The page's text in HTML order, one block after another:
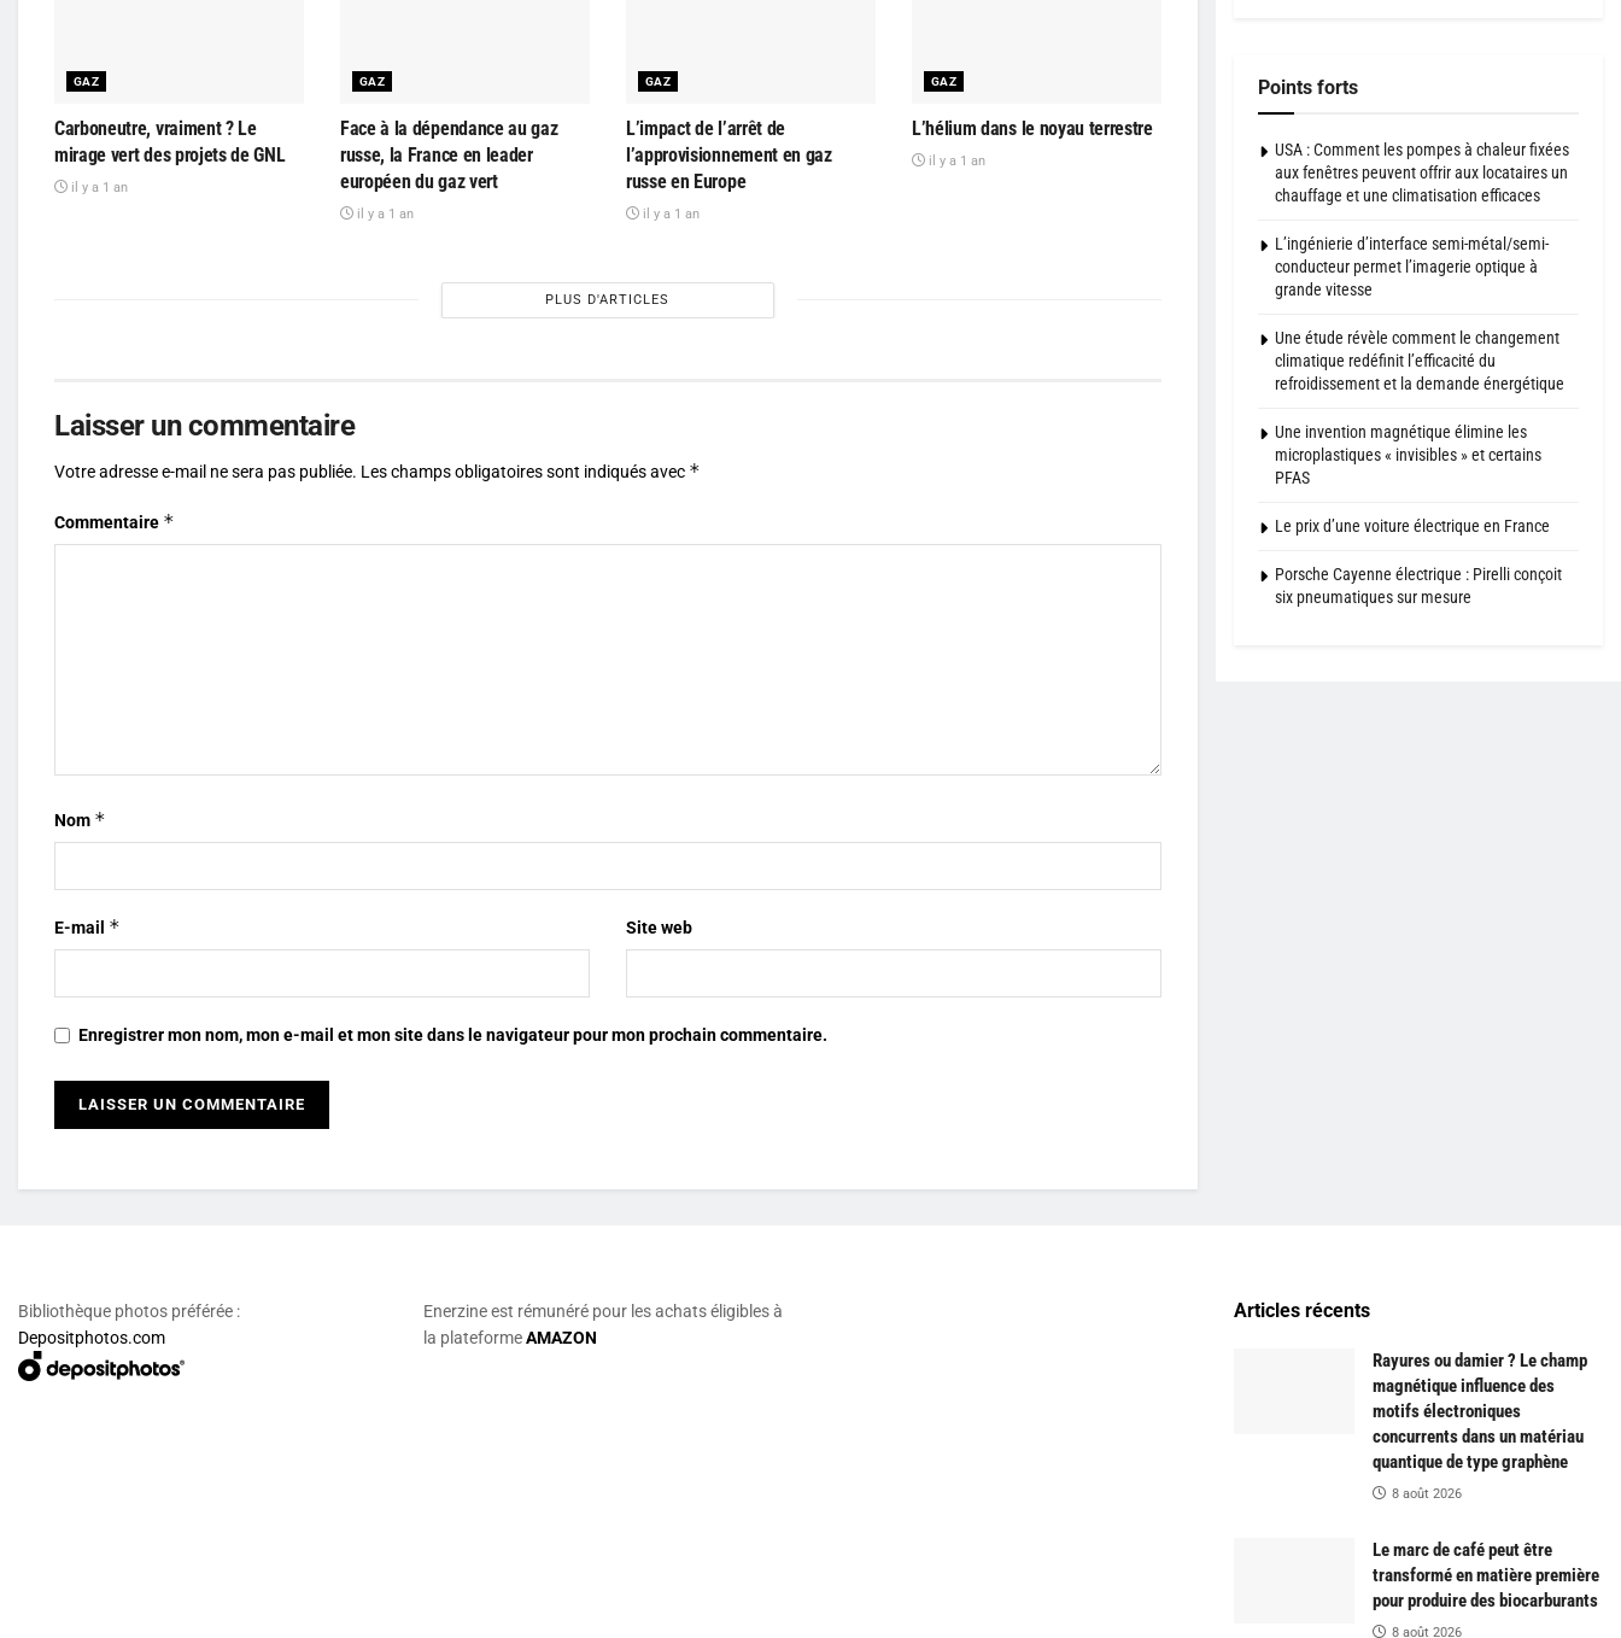
GAZ
Carboneutre, vraiment ? Le
mirage vert des projets de GNL
il y a 1 an
GAZ
Face à la dépendance au gaz
russe, la France en leader
européen du gaz vert
il y a 1 an
GAZ
L’impact de l’arrêt de
l’approvisionnement en gaz
russe en Europe
il y a 1 an
GAZ
L’hélium dans le noyau terrestre
il y a 1 an
PLUS D'ARTICLES
Laisser un commentaire
Votre adresse e-mail ne sera pas publiée. Les champs obligatoires sont indiqués avec *
Commentaire *
Nom *
E-mail * Site web
Enregistrer mon nom, mon e-mail et mon site dans le navigateur pour mon prochain commentaire.
Points forts
USA : Comment les pompes à chaleur fixées
aux fenêtres peuvent offrir aux locataires un
chauffage et une climatisation efficaces
L’ingénierie d’interface semi-métal/semi-
conducteur permet l’imagerie optique à
grande vitesse
Une étude révèle comment le changement
climatique redéfinit l’efficacité du
refroidissement et la demande énergétique
Une invention magnétique élimine les
microplastiques « invisibles » et certains
PFAS
Le prix d’une voiture électrique en France
Porsche Cayenne électrique : Pirelli conçoit
six pneumatiques sur mesure
Bibliothèque photos préférée :
Depositphotos.com
Enerzine est rémunéré pour les achats éligibles à
la plateformeAMAZON
Articles récents
Rayures ou damier ? Le champ
magnétique influence des
motifs électroniques
concurrents dans un matériau
quantique de type graphène
8 août 2026
Le marc de café peut être
transformé en matière première
pour produire des biocarburants
8 août 2026